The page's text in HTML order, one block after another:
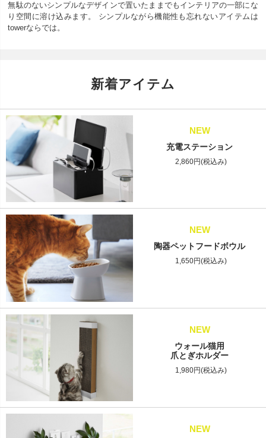
無駄のないシンプルなデザインで置いたままでもインテリアの一部にな
り空間に溶け込みます。 シンプルながら機能性も忘れないアイテムは
towerならでは。
新着アイテム
NEW
充電ステーション
2,860円(税込み)
NEW
陶器ペットフードボウル
1,650円(税込み)
NEW
ウォール猫用
爪とぎホルダー
1,980円(税込み)
NEW